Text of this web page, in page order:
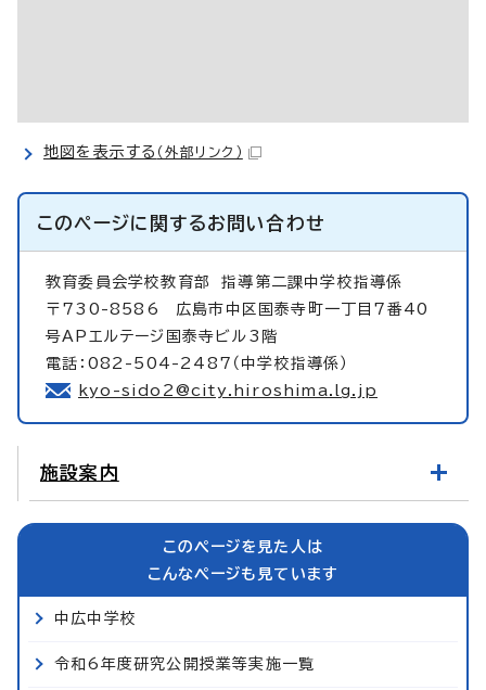
地図を表示する （外部リンク）
このページに関するお問い合わせ
教育委員会学校教育部指導第二課中学校指導係
〒730-8586 広島市中区国泰寺町一丁目7番40
号APエルテージ国泰寺ビル3階
電話：082-504-2487（中学校指導係）
kyo-sido2@city.hiroshima.lg.jp
施設案内
このページを見た人は
こんなページも見ています
中広中学校
令和6年度研究公開授業等実施一覧